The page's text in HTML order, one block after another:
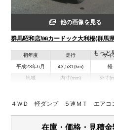
他の画像を見る
群馬昭和店/㈱カードック大利根(群馬
初年度
平成23年6月
走行
43,531(km)
サイ
軽
地域 内寸(mm) 外寸
もっと
４ＷＤ 軽ダンプ ５速ＭＴ エアコ
在庫・価格・見積金